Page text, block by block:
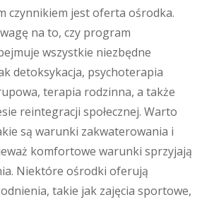
czynnikiem jest oferta ośrodka.
na to, czy program
wszystkie niezbędne
detoksykacja, psychoterapia
terapia rodzinna, a także
reintegracji społecznej. Warto
są warunki zakwaterowania i
komfortowe warunki sprzyjają
Niektóre ośrodki oferują
takie jak zajęcia sportowe,